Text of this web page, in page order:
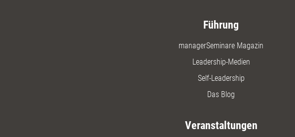
Führung
managerSeminare Magazin
Leadership-Medien
Self-Leadership
Das Blog
Veranstaltungen